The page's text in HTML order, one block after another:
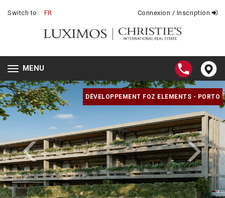
Switch to: FR Connexion / Inscription
Toggle
navigation
MENU
DÉVELOPPEMENT FOZ ELEMENTS - PORTO